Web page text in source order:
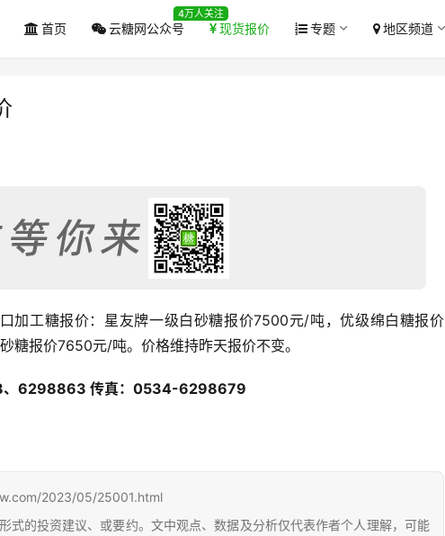
首页 云糖网公众号
4万人关注
现货报价 专题 地区频道
加工糖报价：星友牌一级白砂糖报价7500元/吨，优级绵白糖报价
报价7650元/吨。价格维持昨天报价不变。
、6298863 传真：0534-6298679
2023/05/25001.html
式的投资建议、或要约。文中观点、数据及分析仅代表作者个人理解，可能